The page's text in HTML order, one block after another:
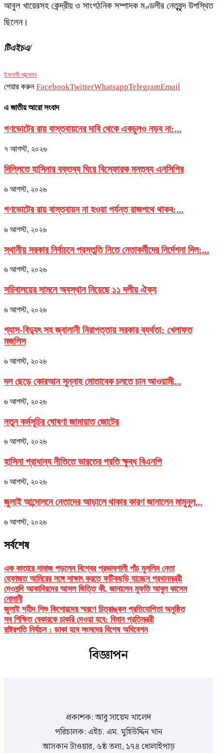
আবুল খায়েরসহ কেন্দ্রীয় ও সাংগঠনিক সম্পাদক মণ্ডলীর নেতৃবৃন্দ উপস্থিত
ছিলেন।
টিএইচএ/
ইসলামী আন্দেলন
শেয়ার করুন FacebookTwitterWhatsappTelegramEmail
এ জাতীয় আরো সংবাদ
গণভোটের রায় বাস্তবায়নের দাবি থেকে একচুলও নড়ব না:...
৭ আগস্ট, ২০২৬
দিল্লিতে হাসিনার বক্তব্য ঘিরে বিস্ফোরক মন্তব্য এনসিপির
৬ আগস্ট, ২০২৬
গণভোটের রায় বাস্তবায়ন না হওয়া পর্যন্ত রাজপথে থাকব:...
৬ আগস্ট, ২০২৬
স্থানীয় সরকার নির্বাচনে প্রস্তুতি নিতে নেতাকর্মীদের নির্দেশনা দিল:...
৬ আগস্ট, ২০২৬
সচিবালয়ের সামনে অবস্থান নিয়েছে ১১ দলীয় ঐক্য
৬ আগস্ট, ২০২৬
গ্যাস-বিদ্যুৎ সহ জ্বালানী নিরাপত্তায় সরকার ব্যর্থতা: খেলাফত
মজলিস
৬ আগস্ট, ২০২৬
দল ছেড়ে কোরআন সুন্নাহ মোতাবেক চলতে চান আওয়ামী...
৬ আগস্ট, ২০২৬
নতুন কর্মসূচির ঘোষণা জামায়াত জোটের
৬ আগস্ট, ২০২৬
হাসিনা প্রাধান্য নীতিতে ভারতের প্রতি ক্ষুব্ধ বিএনপি
৬ আগস্ট, ২০২৬
জুলাই আন্দোলনে নেতাদের আড়ালে থাকার কারণ জানালেন মামুনুল...
৬ আগস্ট, ২০২৬
সর্বশেষ
এক কাতারে নামাজ পড়লেন বিশ্বের প্রভাবশালী পাঁচ মুসলিম নেতা
হেফাজত আমিরের সঙ্গে সাক্ষাৎ করতে ফটিকছড়ি যাচ্ছেন প্রধানমন্ত্রী
দেওবন্দি আকাবিরদের আসল ভিত্তি কী, জানালেন মুফতি আবুল কাসেম
নোমানী
জুলাই শহীদ শিশু কিশোরদের স্মরণে চিত্রাঙ্কন প্রতিযোগিতা অনুষ্ঠিত
সব শিক্ষিত বেকারকে চাকরি দেওয়া হবে: বিমান প্রতিমন্ত্রী
রাষ্ট্রপতি নির্বাচন : ডাকা হবে সংসদের বিশেষ অধিবেশন
বিজ্ঞাপন
প্রকাশক: আবু সায়েম খালেদ
পরিচালক: এইচ. এম. মুহিউদ্দিন খান
আসকান টাওয়ার, ৬ষ্ঠ তলা, ১৭৪ ধোলাইপাড়